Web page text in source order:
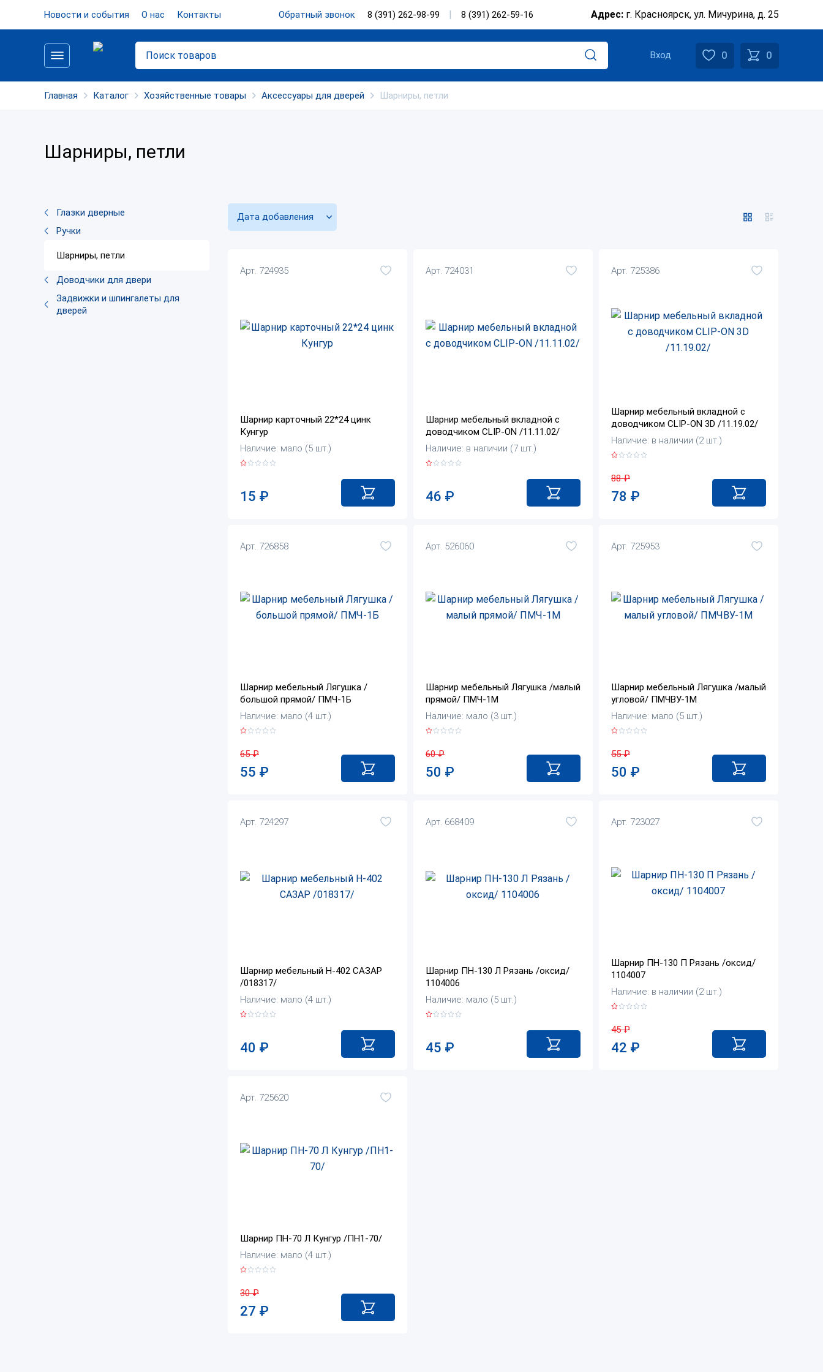
Новости и события О нас Контакты Обратный звонок 8 (391) 262-98-99 8 (391) 262-59-16 Адрес: г. Красноярск, ул. Мичурина, д. 25
Вход 0 0
Главная Каталог Хозяйственные товары Аксессуары для дверей Шарниры, петли
Шарниры, петли
Глазки дверные
Ручки
Шарниры, петли
Доводчики для двери
Задвижки и шпингалеты для
дверей
Дата добавления
Арт. 724935
Шарнир карточный 22*24 цинк
Кунгур
Наличие: мало (5 шт.)
15 ₽
Арт. 724031
Шарнир мебельный вкладной с
доводчиком CLIP-ON /11.11.02/
Наличие: в наличии (7 шт.)
46 ₽
Арт. 725386
Шарнир мебельный вкладной с
доводчиком CLIP-ON 3D /11.19.02/
Наличие: в наличии (2 шт.)
88₽
78 ₽
Арт. 726858
Шарнир мебельный Лягушка /
большой прямой/ ПМЧ-1Б
Наличие: мало (4 шт.)
65₽
55 ₽
Арт. 526060
Шарнир мебельный Лягушка /малый
прямой/ ПМЧ-1М
Наличие: мало (3 шт.)
60₽
50 ₽
Арт. 725953
Шарнир мебельный Лягушка /малый
угловой/ ПМЧВУ-1М
Наличие: мало (5 шт.)
55₽
50 ₽
Арт. 724297
Шарнир мебельный Н-402 САЗАР
/018317/
Наличие: мало (4 шт.)
40 ₽
Арт. 668409
Шарнир ПН-130 Л Рязань /оксид/
1104006
Наличие: мало (5 шт.)
45 ₽
Арт. 723027
Шарнир ПН-130 П Рязань /оксид/
1104007
Наличие: в наличии (2 шт.)
45₽
42 ₽
Арт. 725620
Шарнир ПН-70 Л Кунгур /ПН1-70/
Наличие: мало (4 шт.)
30₽
27 ₽